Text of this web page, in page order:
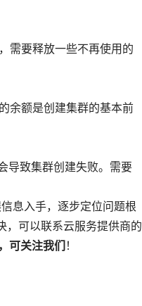
需要释放一些不再使用的
余额是创建集群的基本前
导致集群创建失败。需要
息入手，逐步定位问题根
，可以联系云服务提供商的
可关注我们 ！